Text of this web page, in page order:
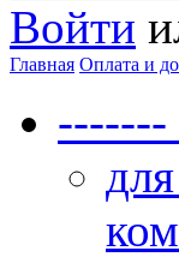
Войти
Главная Оплата и